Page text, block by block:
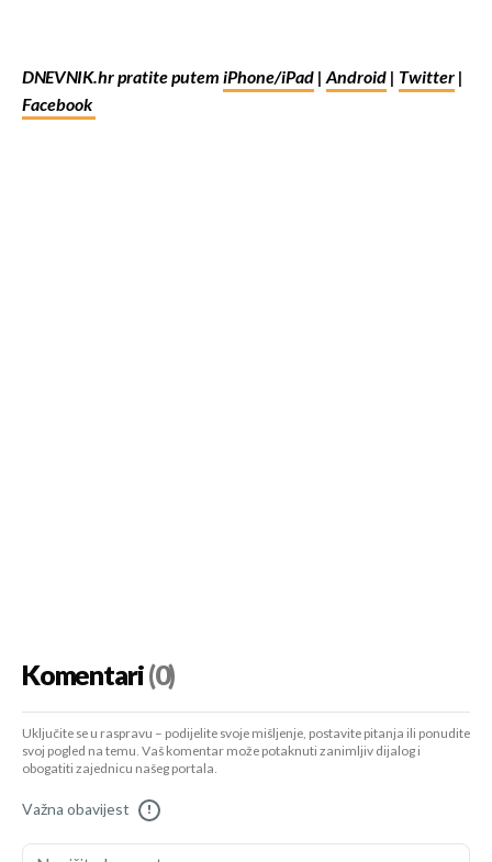
DNEVNIK.hr pratite putem iPhone/iPad |Android | Twitter |
Facebook
Komentari(0)
Uključite se u raspravu – podijelite svoje mišljenje, postavite pitanja ili ponudite
svoj pogled na temu. Vaš komentar može potaknuti zanimljiv dijalog i
obogatiti zajednicu našeg portala.
Važna obavijest !